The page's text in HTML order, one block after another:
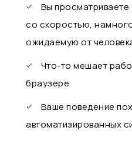
Вы просматриваете
со скоростью,
ожидаемую от
Что-то мешает
браузере
Ваше поведение
автоматизированных